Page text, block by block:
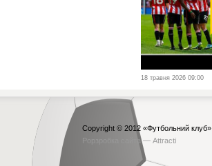
18 травня 2026 09:00
Copyright © 2012 «Футбольний клуб»
Рорзробка сайта — Attracti